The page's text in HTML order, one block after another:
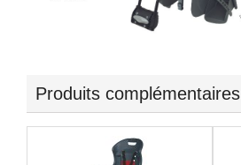
Produits complémentaires